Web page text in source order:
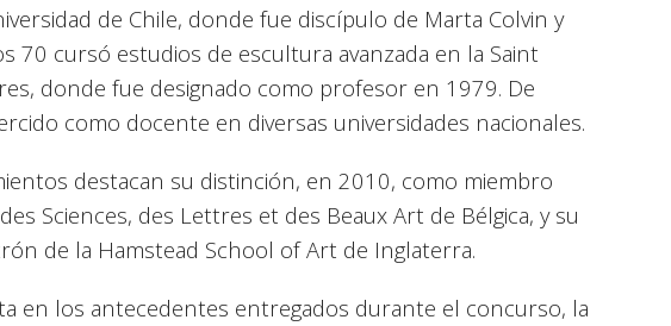
de Chile, donde fue discípulo de Marta Colvin y
70 cursó estudios de escultura avanzada en la Saint
donde fue designado como profesor en 1979. De
como docente en diversas universidades nacionales.
destacan su distinción, en 2010, como miembro
Sciences, des Lettres et des Beaux Art de Bélgica, y su
de la Hamstead School of Art de Inglaterra.
en los antecedentes entregados durante el concurso, la